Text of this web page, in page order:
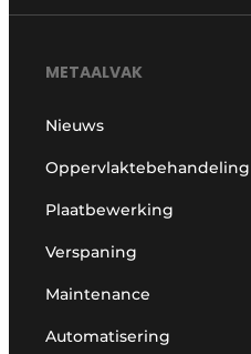
METAALVAK
Nieuws
Oppervlaktebehandeling
Plaatbewerking
Verspaning
Maintenance
Automatisering